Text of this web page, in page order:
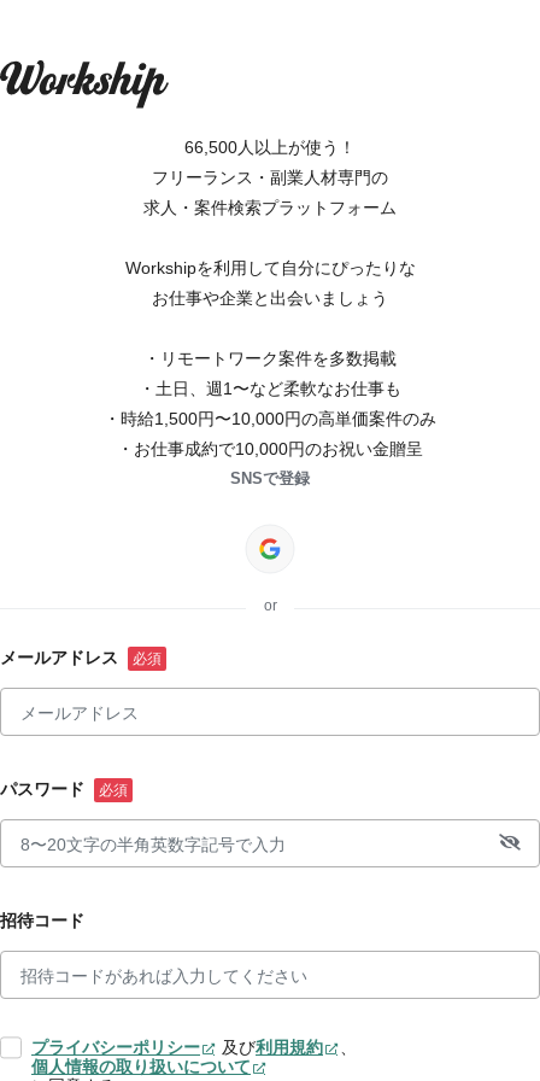
66,500人以上が使う！
フリーランス・副業人材専門の
求人・案件検索プラットフォーム
Workshipを利用して自分にぴったりな
お仕事や企業と出会いましょう
・リモートワーク案件を多数掲載
・土日、週1〜など柔軟なお仕事も
・時給1,500円〜10,000円の高単価案件のみ
・お仕事成約で10,000円のお祝い金贈呈
SNSで登録
or
メールアドレス
パスワード
招待コード
プライバシーポリシー 及び利用規約
、
個人情報の取り扱いについて